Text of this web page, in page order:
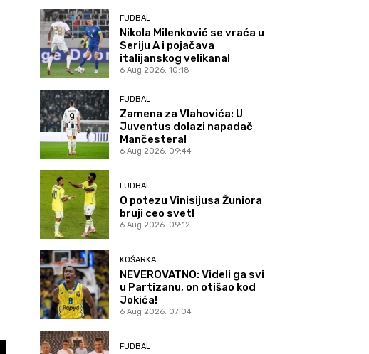
FUDBAL
Nikola Milenković se vraća u
Seriju A i pojačava
italijanskog velikana!
6 Aug 2026. 10:18
FUDBAL
Zamena za Vlahovića: U
Juventus dolazi napadač
Mančestera!
6 Aug 2026. 09:44
FUDBAL
O potezu Vinisijusa Žuniora
bruji ceo svet!
6 Aug 2026. 09:12
KOŠARKA
NEVEROVATNO: Videli ga svi
u Partizanu, on otišao kod
Jokića!
6 Aug 2026. 07:04
FUDBAL